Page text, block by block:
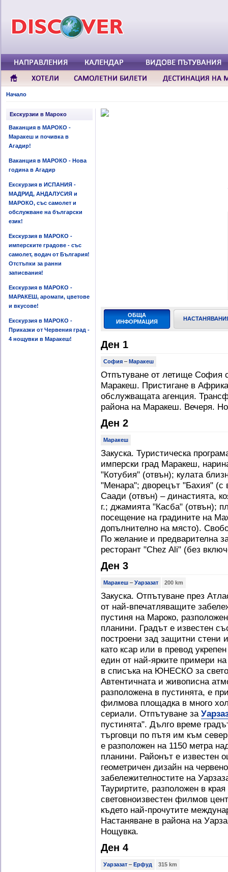
Начало
Екскурзии в Мароко
Ваканция в МАРОКО -
Маракеш и почивка в
Агадир!
Ваканция в МАРОКО - Нова
година в Агадир
Екскурзия в ИСПАНИЯ -
МАДРИД, АНДАЛУСИЯ и
МАРОКО, със самолет и
обслужване на български
език!
Екскурзия в МАРОКО -
имперските градове - със
самолет, водач от България!
Отстъпки за ранни
записвания!
Екскурзия в МАРОКО -
МАРАКЕШ, аромати, цветове
и вкусове!
Екскурзия в МАРОКО -
Приказки от Червения град -
4 нощувки в Маракеш!
ОБЩА
ИНФОРМАЦИЯ
Ден 1
София – Маракеш
Отпътуване от летище София
Маракеш. Пристигане в
обслужващата агенция.
района на Маракеш. Вечеря.
Ден 2
Маракеш
Закуска. Туристическа
имперски град Маракеш,
"Котубия" (отвън); кулата
"Менара"; дворецът "Бахия" (с
Саади (отвън) – династията,
г.; джамията "Касба" (отвън);
посещение на градините на
допълнително на място).
По желание и предварителна
ресторант "Chez Ali" (без
Ден 3
Маракеш – Уарзазат 200 km
Закуска. Отпътуване през
от най-впечатляващите
пустиня на Мароко,
планини. Градът е известен
построени зад защитни стени
като ксар или в превод
един от най-ярките примери
в списъка на ЮНЕСКО за
Автентичната и живописна
разположена в пустинята, е
филмова площадка в много
сериали. Отпътуване за
пустинята". Дълго време
търговци по пътя им към
е разположен на 1150 метра
планини. Районът е известен
геометричен дизайн на
забележителностите на
Тауриртите, разположен в
световноизвестен филмов
където най-прочутите
Настаняване в района на
Нощувка.
Ден 4
Уарзазат – Ерфуд 315 km